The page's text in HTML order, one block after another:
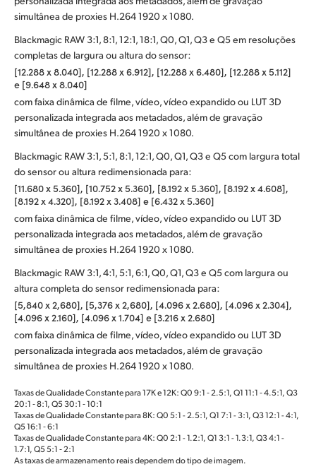
simultânea de proxies H.264 1920 x 1080.
Blackmagic RAW 3:1, 8:1, 12:1, 18:1, Q0, Q1, Q3 e Q5 em resoluções
completas de largura ou altura do sensor:
[12.288 x 8.040], [12.288 x 6.912], [12.288 x 6.480], [12.288 x 5.112]
e [9.648 x 8.040]
com faixa dinâmica de filme, vídeo, vídeo expandido ou LUT 3D
personalizada integrada aos metadados, além de gravação
simultânea de proxies H.264 1920 x 1080.
Blackmagic RAW 3:1, 5:1, 8:1, 12:1, Q0, Q1, Q3 e Q5 com largura total
do sensor ou altura redimensionada para:
[11.680 x 5.360], [10.752 x 5.360], [8.192 x 5.360], [8.192 x 4.608],
[8.192 x 4.320], [8.192 x 3.408] e [6.432 x 5.360]
com faixa dinâmica de filme, vídeo, vídeo expandido ou LUT 3D
personalizada integrada aos metadados, além de gravação
simultânea de proxies H.264 1920 x 1080.
Blackmagic RAW 3:1, 4:1, 5:1, 6:1, Q0, Q1, Q3 e Q5 com largura ou
altura completa do sensor redimensionada para:
[5,840 x 2,680], [5,376 x 2,680], [4.096 x 2.680], [4.096 x 2.304],
[4.096 x 2.160], [4.096 x 1.704] e [3.216 x 2.680]
com faixa dinâmica de filme, vídeo, vídeo expandido ou LUT 3D
personalizada integrada aos metadados, além de gravação
simultânea de proxies H.264 1920 x 1080.
Taxas de Qualidade Constante para 17K e 12K: Q0 9:1 ‑ 2.5:1, Q1 11:1 ‑ 4.5:1, Q3
20:1 ‑ 8:1, Q5 30:1 ‑ 10:1
Taxas de Qualidade Constante para 8K: Q0 5:1 - 2.5:1, Q1 7:1 - 3:1, Q3 12:1 - 4:1,
Q5 16:1 ‑ 6:1
Taxas de Qualidade Constante para 4K: Q0 2:1 - 1.2:1, Q1 3:1 - 1.3:1, Q3 4:1 -
1.7:1, Q5 5:1 ‑ 2:1
As taxas de armazenamento reais dependem do tipo de imagem.